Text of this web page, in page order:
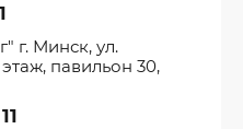
г. Минск, ул.
павильон 30,